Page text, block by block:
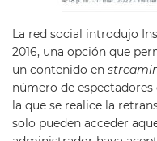
La red social introdujo
2016, una opción que
un contenido en
número de
la que se realice la
solo pueden acceder